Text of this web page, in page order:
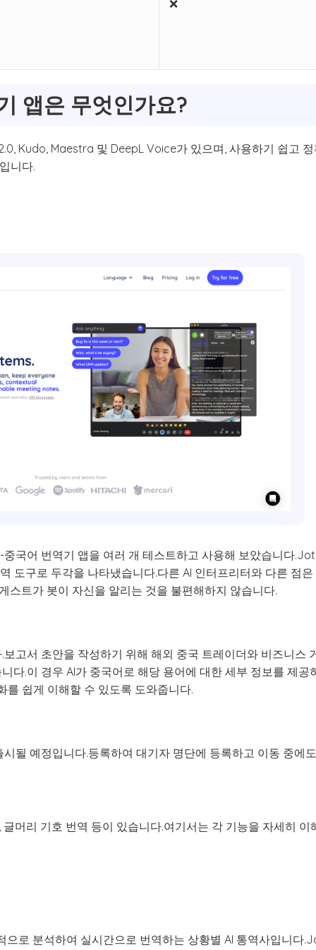
❌
앱은 무엇인가요?
Kudo, Maestra 및 DeepL Voice가 있으며, 사용하기 쉽고
니다.
국어 번역기 앱을 여러 개 테스트하고 사용해 보았습니다
도구로 두각을 나타냈습니다.다른 AI 인터프리터와 다른 점
스트가 봇이 자신을 알리는 것을 불편해하지 않습니다.
고서 초안을 작성하기 위해 해외 중국 트레이더와 비즈니스
다.이 경우 AI가 중국어로 해당 용어에 대한 세부 정보를 제
를 쉽게 이해할 수 있도록 도와줍니다.
될 예정입니다.등록하여 대기자 명단에 등록하고 이동 중에
머리 기호 번역 등이 있습니다.여기서는 각 기능을 자세히
로 분석하여 실시간으로 번역하는 상황별 AI 통역사입니다